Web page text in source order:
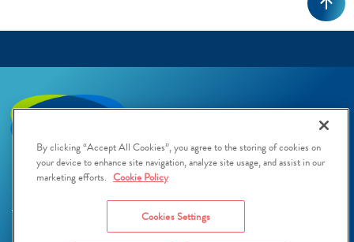
By clicking “Accept All Cookies”, you agree to the storing of cookies on
your device to enhance site navigation, analyze site usage, and assist in our
marketing efforts. Cookie Policy
Cookies Settings